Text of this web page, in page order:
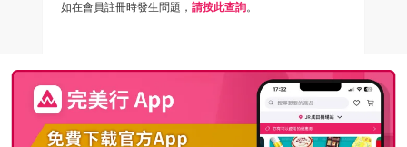
如在會員註冊時發生問題， 請按此查詢。